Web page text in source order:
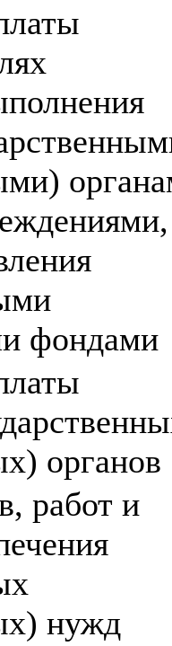
фондами
органов
работ и
нужд